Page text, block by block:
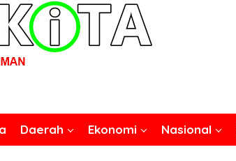
Daerah Ekonomi Nasional